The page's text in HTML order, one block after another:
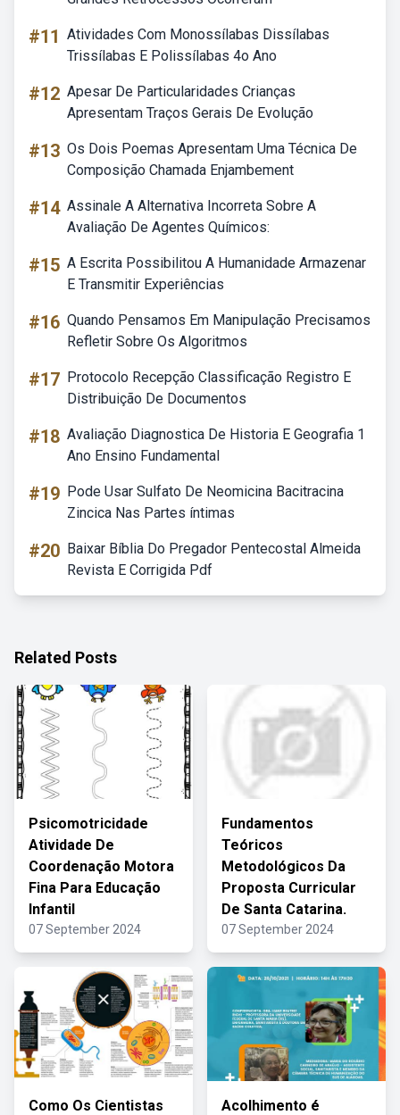
#11 Atividades Com Monossílabas Dissílabas
Trissílabas E Polissílabas 4o Ano
#12 Apesar De Particularidades Crianças
Apresentam Traços Gerais De Evolução
#13 Os Dois Poemas Apresentam Uma Técnica De
Composição Chamada Enjambement
#14 Assinale A Alternativa Incorreta Sobre A
Avaliação De Agentes Químicos:
#15 A Escrita Possibilitou A Humanidade Armazenar
E Transmitir Experiências
#16 Quando Pensamos Em Manipulação Precisamos
Refletir Sobre Os Algoritmos
#17 Protocolo Recepção Classificação Registro E
Distribuição De Documentos
#18 Avaliação Diagnostica De Historia E Geografia 1
Ano Ensino Fundamental
#19 Pode Usar Sulfato De Neomicina Bacitracina
Zincica Nas Partes íntimas
#20 Baixar Bíblia Do Pregador Pentecostal Almeida
Revista E Corrigida Pdf
Related Posts
Psicomotricidade
Atividade De
Coordenação Motora
Fina Para Educação
Infantil
07 September 2024
Fundamentos
Teóricos
Metodológicos Da
Proposta Curricular
De Santa Catarina.
07 September 2024
Como Os Cientistas Acolhimento é